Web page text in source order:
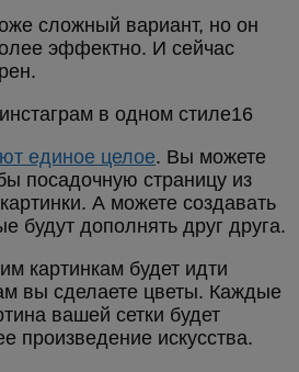
сложный вариант, но он
эффектно. И сейчас
единое целое. Вы можете
посадочную страницу из
А можете создавать
будут дополнять друг друга.
картинкам будет идти
вы сделаете цветы. Каждые
вашей сетки будет
произведение искусства.